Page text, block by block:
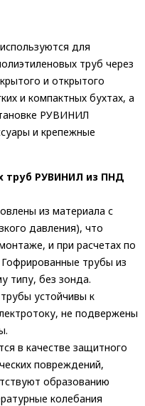
для
труб через
и открытого
и компактных бухтах, а
РУВИНИЛ
и крепежные
труб РУВИНИЛ из ПНД
из материала с
давления), что
и при расчетах по
трубы из
типу, без зонда.
устойчивы к
не подвержены
в качестве защитного
повреждений,
образованию
колебания